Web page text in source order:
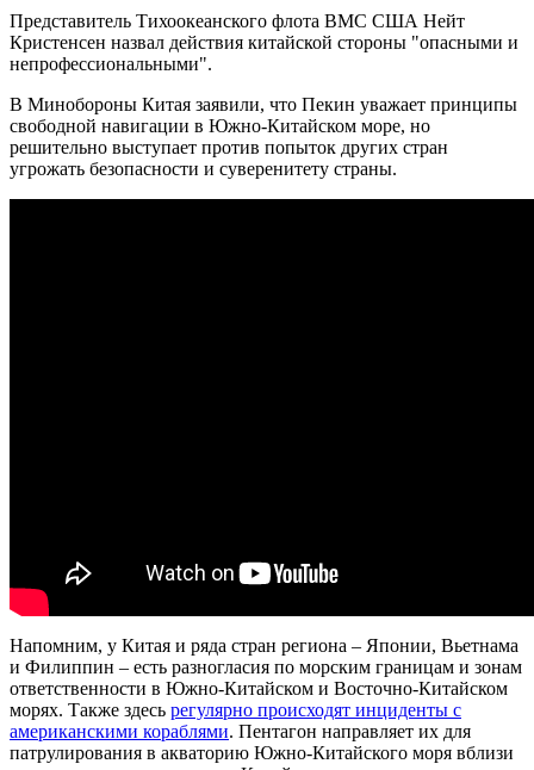
Представитель Тихоокеанского флота ВМС США Нейт
Кристенсен назвал действия китайской стороны "опасными и
непрофессиональными".
В Минобороны Китая заявили, что Пекин уважает принципы
свободной навигации в Южно-Китайском море, но
решительно выступает против попыток других стран
угрожать безопасности и суверенитету страны.
Напомним, у Китая и ряда стран региона – Японии, Вьетнама
и Филиппин – есть разногласия по морским границам и зонам
ответственности в Южно-Китайском и Восточно-Китайском
морях. Также здесь регулярно происходят инциденты с
американскими кораблями. Пентагон направляет их для
патрулирования в акваторию Южно-Китайского моря вблизи